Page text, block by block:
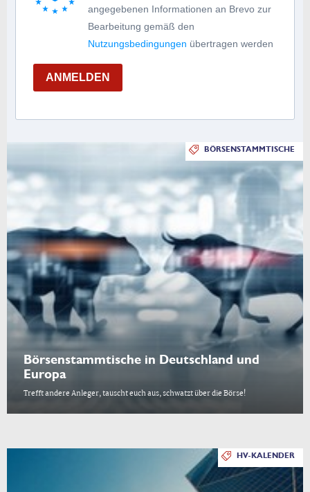
angegebenen Informationen an Brevo zur
Bearbeitung gemäß den
Nutzungsbedingungen übertragen werden
ANMELDEN
BÖRSENSTAMMTISCHE
Börsenstammtische in Deutschland und
Europa
Trefft andere Anleger, tauscht euch aus, schwatzt über die Börse!
HV-KALENDER